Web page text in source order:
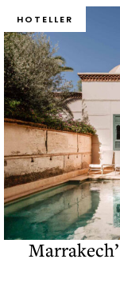
HOTELLER